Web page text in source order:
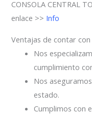
CONSOLA CENTRAL
enlace >> Info
Ventajas de contar con
Nos
cumplimiento
Nos
estado.
Cumplimos con